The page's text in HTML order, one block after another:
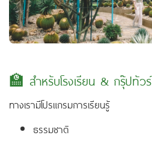
🏫 สำหรับโรงเรียน & กรุ๊ปทัวร์
ทางเรามีโปรแกรมการเรียนรู้
ธรรมชาติ